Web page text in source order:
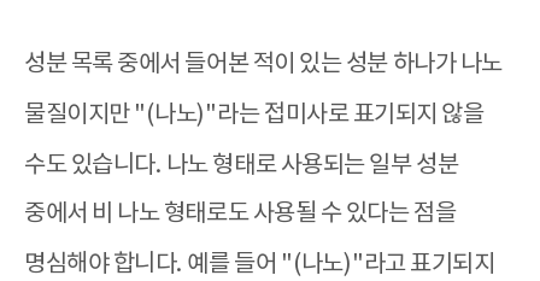
성분 목록 중에서 들어본 적이 있는 성분 하나가 나노
물질이지만 "(나노)"라는 접미사로 표기되지 않을
수도 있습니다. 나노 형태로 사용되는 일부 성분
중에서 비 나노 형태로도 사용될 수 있다는 점을
명심해야 합니다. 예를 들어 "(나노)"라고 표기되지